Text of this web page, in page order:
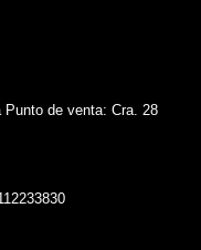
de venta: Cra. 28